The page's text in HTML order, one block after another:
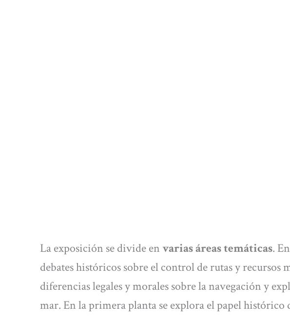
La exposición se divide envarias áreas temáticas.
debates históricos sobre el control de rutas y recursos
diferencias legales y morales sobre la navegación y
mar. En la primera planta se explora el papel histórico